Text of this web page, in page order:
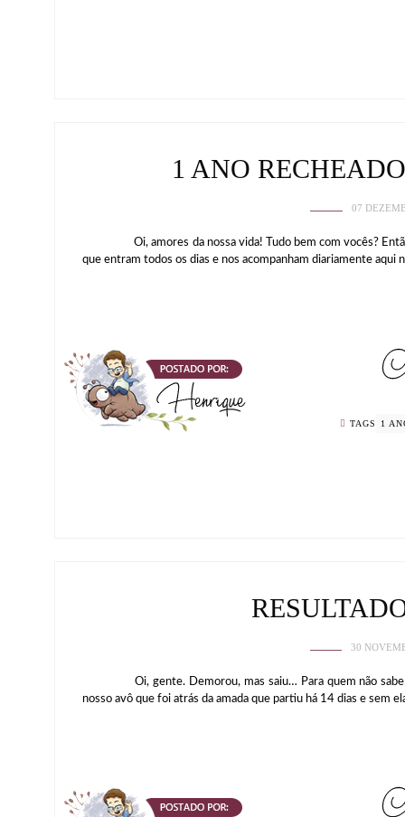
1 ANO
07
Oi, amores da nossa vida! Tudo bem com vocês? Então
que entram todos os dias e nos acompanham diariamente
TAGS 1
30
Oi, gente. Demorou, mas saiu… Para quem não sabe
nosso avô que foi atrás da amada que partiu há 14 dias e sem